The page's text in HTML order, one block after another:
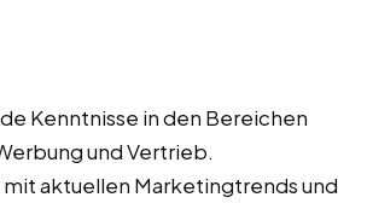
Kenntnisse in den Bereichen
und Vertrieb.
aktuellen Marketingtrends und